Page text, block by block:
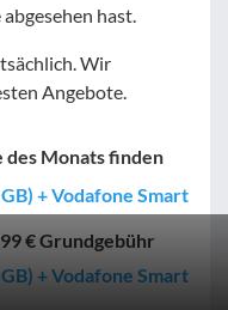
hast.
Wir
Angebote.
Monats finden
+ Vodafone Smart
€ Grundgebühr
+ Vodafone Smart